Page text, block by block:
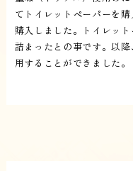
てトイレットペーパーを
購入しました。トイレッ
詰まったとの事です。以
用することができました。